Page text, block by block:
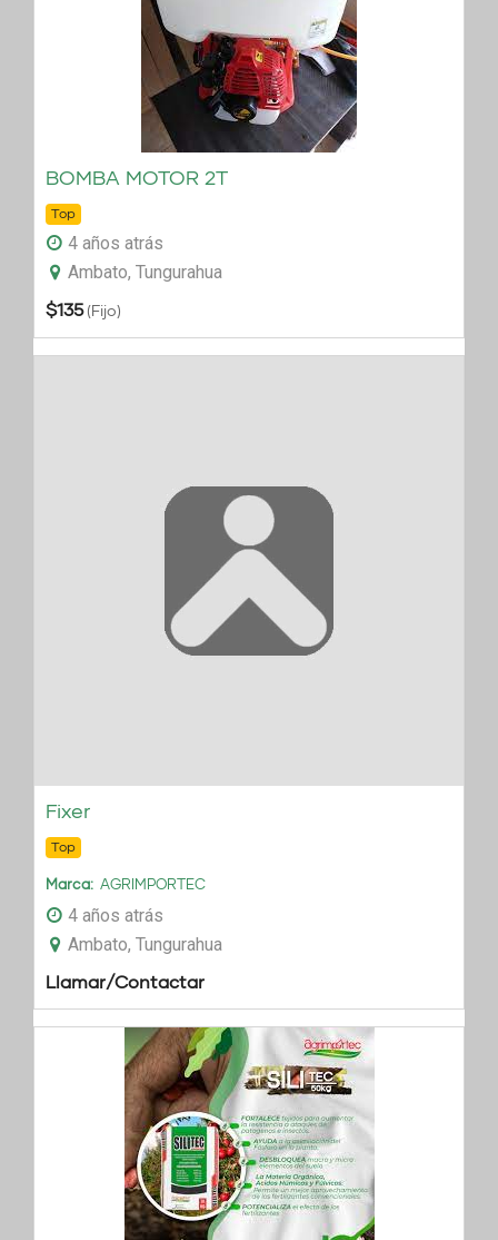
BOMBA MOTOR 2T
Top
4 años atrás
Ambato, Tungurahua
$135 (Fijo)
Fixer
Top
Marca AGRIMPORTEC
4 años atrás
Ambato, Tungurahua
Llamar/Contactar